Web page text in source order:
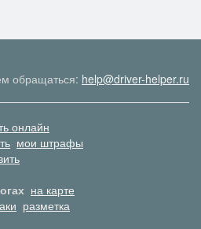
обращаться: help@driver-helper.ru
онлайн
мои штрафы
на карте
разметка